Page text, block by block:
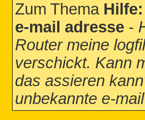
Zum Thema
e-mail adresse -
Router meine
verschickt. Kann
das assieren
unbekannte e-